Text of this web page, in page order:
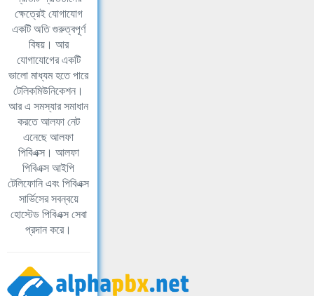
ক্ষেত্রেই যোগাযোগ
একটি অতি গুরুত্বপূর্ণ
বিষয়। আর
যোগাযোগের একটি
ভালো মাধ্যম হতে পারে
টেলিকমিউনিকেশন।
আর এ সমস্যার সমাধান
করতে আলফা নেট
এনেছে আলফা
পিবিএক্স। আলফা
পিবিএক্স আইপি
টেলিফোনি এবং পিবিএক্স
সার্ভিসের সবন্বয়ে
হোস্টেড পিবিএক্স সেবা
প্রদান করে।